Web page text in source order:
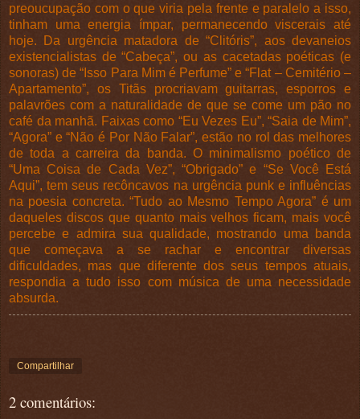
preoucupação com o que viria pela frente e paralelo a isso,
tinham uma energia ímpar, permanecendo viscerais até
hoje. Da urgência matadora de “Clitóris”, aos devaneios
existencialistas de “Cabeça”, ou as cacetadas poéticas (e
sonoras) de “Isso Para Mim é Perfume” e “Flat – Cemitério –
Apartamento”, os Titãs procriavam guitarras, esporros e
palavrões com a naturalidade de que se come um pão no
café da manhã. Faixas como “Eu Vezes Eu”, “Saia de Mim”,
“Agora” e “Não é Por Não Falar”, estão no rol das melhores
de toda a carreira da banda. O minimalismo poético de
“Uma Coisa de Cada Vez”, “Obrigado” e “Se Você Está
Aqui”, tem seus recôncavos na urgência punk e influências
na poesia concreta. “Tudo ao Mesmo Tempo Agora” é um
daqueles discos que quanto mais velhos ficam, mais você
percebe e admira sua qualidade, mostrando uma banda
que começava a se rachar e encontrar diversas
dificuldades, mas que diferente dos seus tempos atuais,
respondia a tudo isso com música de uma necessidade
absurda.
Compartilhar
2 comentários: